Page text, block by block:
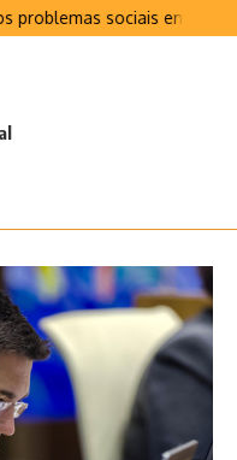
problemas sociais em São